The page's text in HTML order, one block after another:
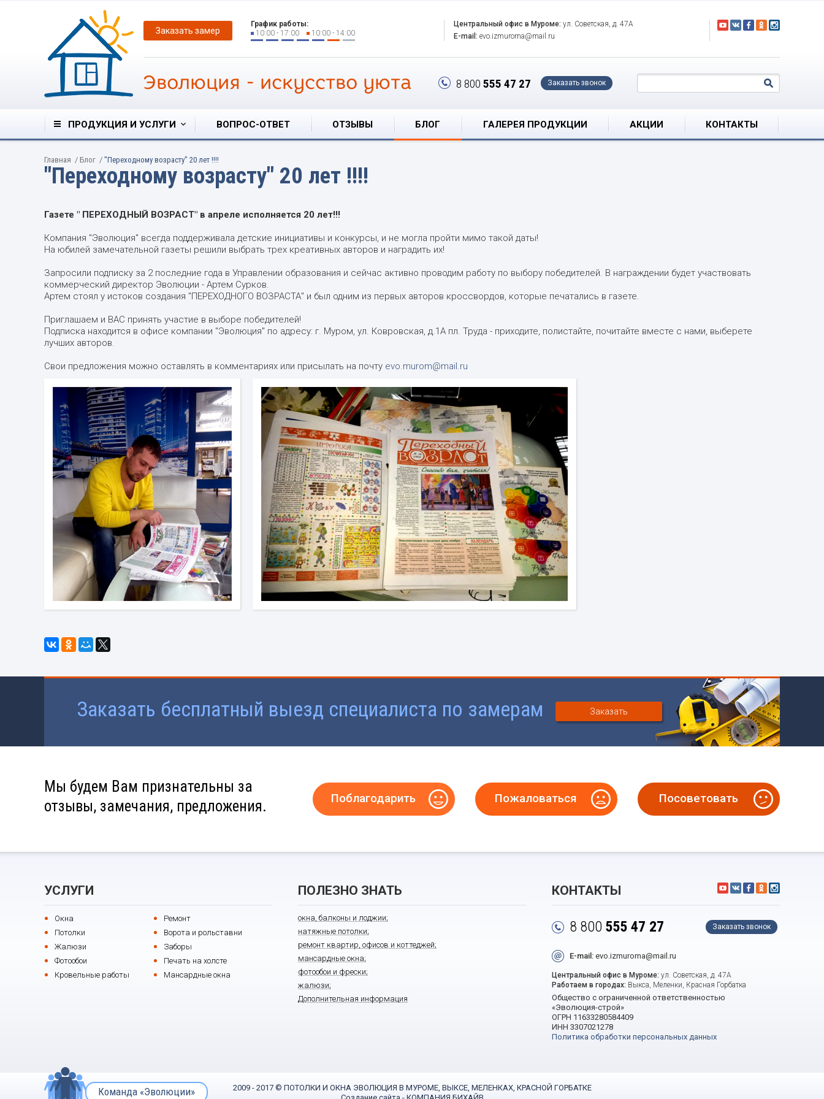
Заказать замер
График работы:
10:00 - 17:00
10:00 - 14:00
Центральный офис в Муроме: ул. Советская, д. 47А
E-mail: evo.izmuroma@mail.ru
Эволюция - искусство уюта 8 800 555 47 27 Заказать звонок
ПРОДУКЦИЯ И УСЛУГИ ВОПРОС-ОТВЕТ ОТЗЫВЫ БЛОГ ГАЛЕРЕЯ ПРОДУКЦИИ АКЦИИ КОНТАКТЫ
Главная / Блог / "Переходному возрасту" 20 лет !!!!
"Переходному возрасту" 20 лет !!!!
Газете " ПЕРЕХОДНЫЙ ВОЗРАСТ" в апреле исполняется 20 лет!!!
Компания "Эволюция" всегда поддерживала детские инициативы и конкурсы, и не могла пройти мимо такой даты!
На юбилей замечательной газеты решили выбрать трех креативных авторов и наградить их!
Запросили подписку за 2 последние года в Управлении образования и сейчас активно проводим работу по выбору победителей. В награждении будет участвовать
коммерческий директор Эволюции - Артем Сурков.
Артем стоял у истоков создания "ПЕРЕХОДНОГО ВОЗРАСТА" и был одним из первых авторов кроссвордов, которые печатались в газете.
Приглашаем и ВАС принять участие в выборе победителей!
Подписка находится в офисе компании "Эволюция" по адресу: г. Муром, ул. Ковровская, д.1А пл. Труда - приходите, полистайте, почитайте вместе с нами, выберете
лучших авторов.
Свои предложения можно оставлять в комментариях или присылать на почту evo.murom@mail.ru
Заказать бесплатный выезд специалиста по замерам Заказать
Мы будем Вам признательны за
отзывы, замечания, предложения.
Поблагодарить Пожаловаться Посоветовать
УСЛУГИ
Окна
Ремонт
Потолки
Ворота и рольставни
Жалюзи
Заборы
Фотообои
Печать на холсте
Кровельные работы
Мансардные окна
ПОЛЕЗНО ЗНАТЬ
окна, балконы и лоджии;
натяжные потолки;
ремонт квартир, офисов и коттеджей;
мансардные окна;
фотообои и фрески;
жалюзи;
Дополнительная информация
КОНТАКТЫ
8 800 555 47 27 Заказать звонок
E-mail: evo.izmuroma@mail.ru
Центральный офис в Муроме: ул. Советская, д. 47А
Работаем в городах: Выкса, Меленки, Красная Горбатка
Общество с ограниченной ответственностью
«Эволюция-строй»
ОГРН 11633280584409
ИНН 3307021278
Политика обработки персональных данных
Команда «Эволюции»
2009 - 2017 © ПОТОЛКИ И ОКНА ЭВОЛЮЦИЯ В МУРОМЕ, ВЫКСЕ, МЕЛЕНКАХ, КРАСНОЙ ГОРБАТКЕ